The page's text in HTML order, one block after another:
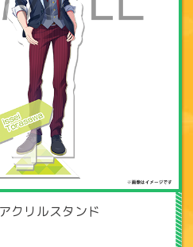
クリルスタンド